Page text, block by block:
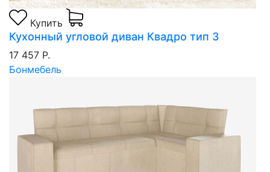
Купить
Кухонный угловой диван Квадро тип 3
17 457 Р.
Бонмебель